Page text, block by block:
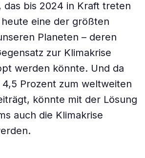
das bis 2024 in Kraft treten
eine der größten
Planeten – deren
zur Klimakrise
werden könnte. Und da
4,5 Prozent zum weltweiten
könnte mit der Lösung
auch die Klimakrise